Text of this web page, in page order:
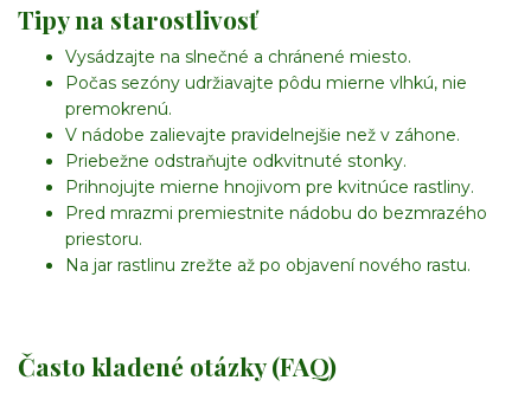
Tipy na starostlivosť
Vysádzajte na slnečné a chránené miesto.
Počas sezóny udržiavajte pôdu mierne vlhkú, nie
premokrenú.
V nádobe zalievajte pravidelnejšie než v záhone.
Priebežne odstraňujte odkvitnuté stonky.
Prihnojujte mierne hnojivom pre kvitnúce rastliny.
Pred mrazmi premiestnite nádobu do bezmrazého
priestoru.
Na jar rastlinu zrežte až po objavení nového rastu.
Často kladené otázky (FAQ)